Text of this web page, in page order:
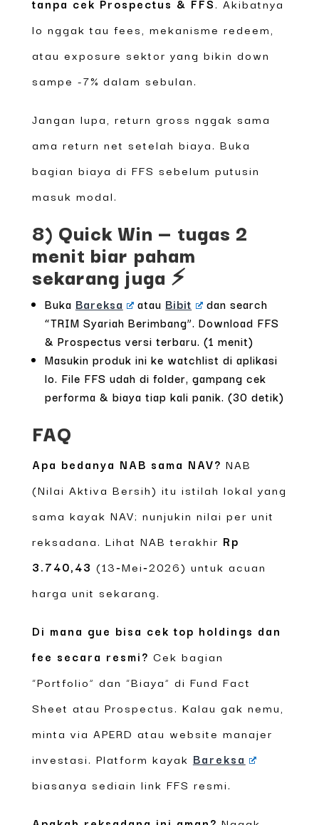
lo nggak tau fees, mekanisme redeem,
atau exposure sektor yang bikin down
sampe -7% dalam sebulan.
Jangan lupa, return gross nggak sama
ama return net setelah biaya. Buka
bagian biaya di FFS sebelum putusin
masuk modal.
8) Quick Win — tugas 2
menit biar paham
sekarang juga ⚡
Buka Bareksa atau Bibit
dan search
“TRIM Syariah Berimbang”. Download FFS
& Prospectus versi terbaru. (1 menit)
Masukin produk ini ke watchlist di aplikasi
lo. File FFS udah di folder, gampang cek
performa & biaya tiap kali panik. (30 detik)
FAQ
Apa bedanya NAB sama NAV? NAB
(Nilai Aktiva Bersih) itu istilah lokal yang
sama kayak NAV; nunjukin nilai per unit
reksadana. Lihat NAB terakhir Rp
3.740,43 (13‑Mei‑2026) untuk acuan
harga unit sekarang.
Di mana gue bisa cek top holdings dan
fee secara resmi? Cek bagian
“Portfolio” dan “Biaya” di Fund Fact
Sheet atau Prospectus. Kalau gak nemu,
minta via APERD atau website manajer
investasi. Platform kayak Bareksa
biasanya sediain link FFS resmi.